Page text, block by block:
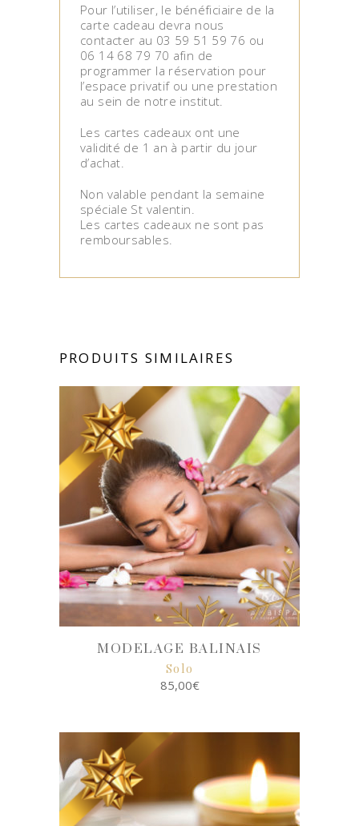
Pour l’utiliser, le bénéficiaire de la
carte cadeau devra nous
contacter au 03 59 51 59 76 ou
06 14 68 79 70 afin de
programmer la réservation pour
l’espace privatif ou une prestation
au sein de notre institut.
Les cartes cadeaux ont une
validité de 1 an à partir du jour
d’achat.
Non valable pendant la semaine
spéciale St valentin.
Les cartes cadeaux ne sont pas
remboursables.
PRODUITS SIMILAIRES
MODELAGE BALINAIS
Solo
85,00€